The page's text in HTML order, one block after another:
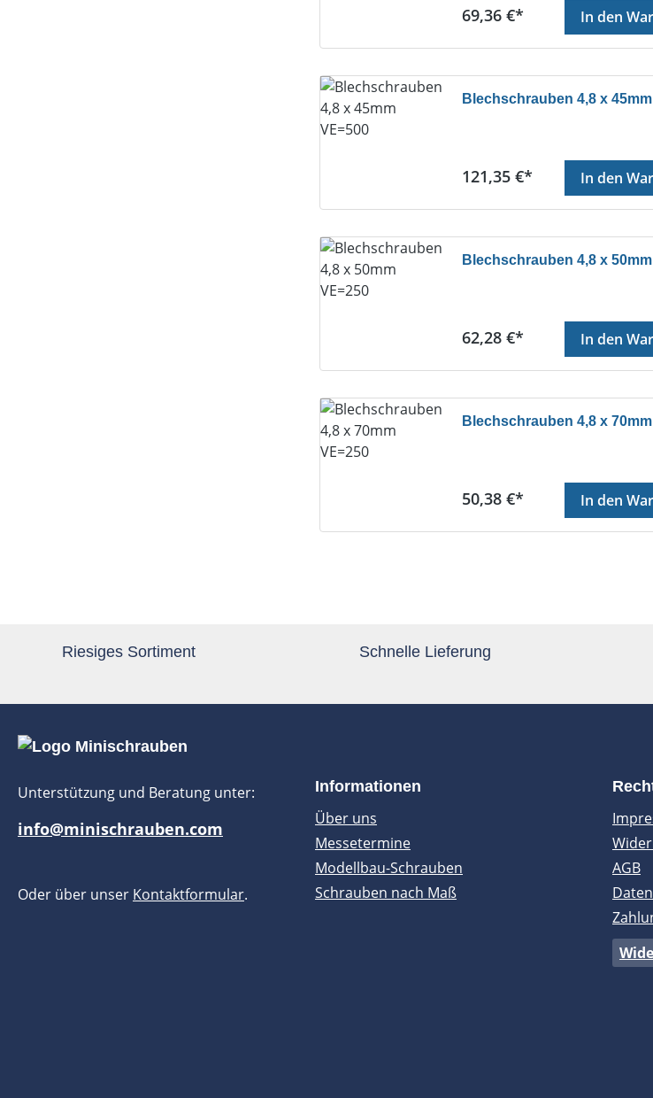
Regulärer Preis:
69,36 €* In den
Blechschrauben 4,8 x
Regulärer Preis:
121,35 €* In den
Blechschrauben 4,8 x
Regulärer Preis:
62,28 €* In den
Blechschrauben 4,8 x
Regulärer Preis:
50,38 €* In den
Riesiges Sortiment Schnelle Lieferung
Unterstützung und Beratung unter:
info@minischrauben.com
Oder über unser Kontaktformular.
Informationen
Über uns
Messetermine
Modellbau-Schrauben
Schrauben nach Maß
AGB